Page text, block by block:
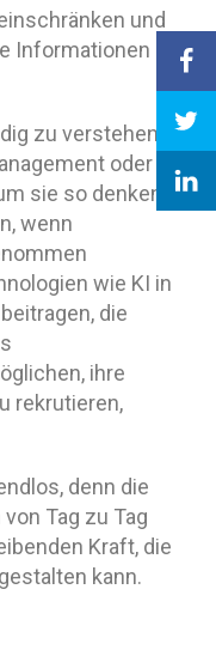
und
Informationen zu
zu verstehen,
oder
sie so denken
wenn
wie KI in
die
ihre
rekrutieren,
denn die
Tag zu Tag
Kraft, die
gestalten kann.